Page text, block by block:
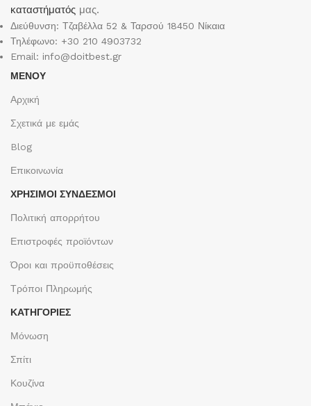
καταστήματός μας.
Διεύθυνση: Τζαβέλλα 52 & Ταρσού 18450 Νίκαια
Τηλέφωνο: +30 210 4903732
Email: info@doitbest.gr
ΜΕΝΟΥ
Αρχική
Σχετικά με εμάς
Blog
Επικοινωνία
ΧΡΉΣΙΜΟΙ ΣΎΝΔΕΣΜΟΙ
Πολιτική απορρήτου
Επιστροφές προϊόντων
Όροι και προϋποθέσεις
Τρόποι Πληρωμής
ΚΑΤΗΓΟΡΙΕΣ
Μόνωση
Σπίτι
Κουζίνα